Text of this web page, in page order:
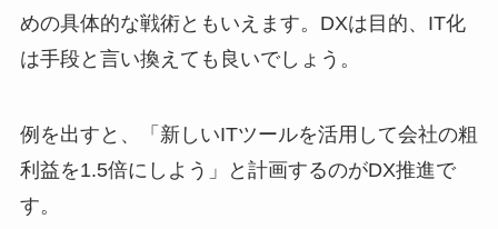
めの具体的な戦術ともいえます。DXは目的、IT化
は手段と言い換えても良いでしょう。
例を出すと、「新しいITツールを活用して会社の粗
利益を1.5倍にしよう」と計画するのがDX推進で
す。